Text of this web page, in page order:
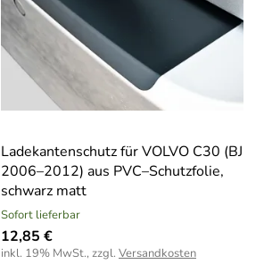
Ladekantenschutz für VOLVO C30 (BJ
2006–2012) aus PVC–Schutzfolie,
schwarz matt
Sofort lieferbar
12,85 €
inkl. 19% MwSt., zzgl. Versandkosten